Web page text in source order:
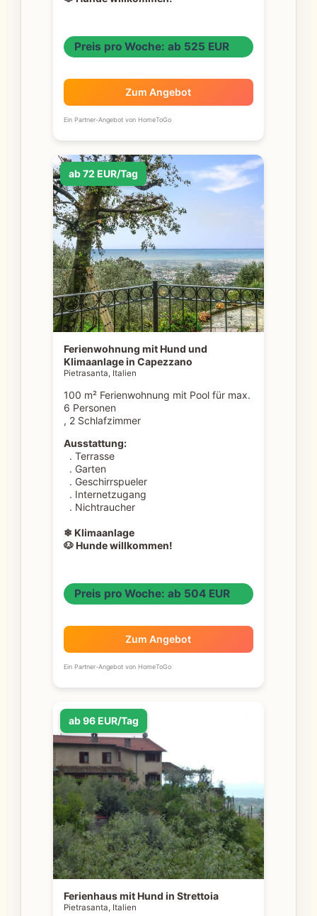
Preis pro Woche: ab 525 EUR
Zum Angebot
Ein Partner-Angebot von HomeToGo
ab 72 EUR/Tag
Ferienwohnung mit Hund und
Klimaanlage in Capezzano
Pietrasanta, Italien
100 m² Ferienwohnung mit Pool für max.
6 Personen
, 2 Schlafzimmer
Ausstattung:
. Terrasse
. Garten
. Geschirrspueler
. Internetzugang
. Nichtraucher
❄ Klimaanlage
🐶 Hunde willkommen!
Preis pro Woche: ab 504 EUR
Zum Angebot
Ein Partner-Angebot von HomeToGo
ab 96 EUR/Tag
Ferienhaus mit Hund in Strettoia
Pietrasanta, Italien